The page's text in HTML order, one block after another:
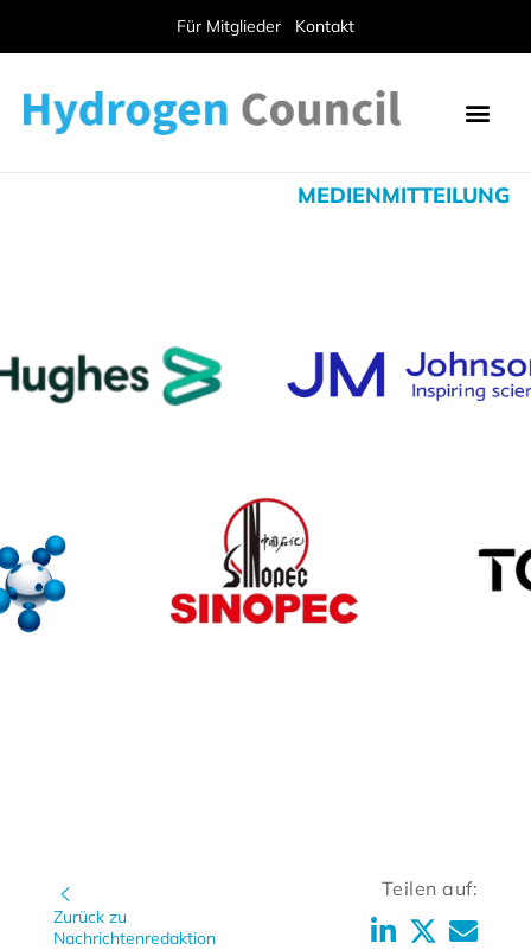
Für Mitglieder Kontakt
MEDIENMITTEILUNG
Zurück zu
Nachrichtenredaktion
Teilen auf: